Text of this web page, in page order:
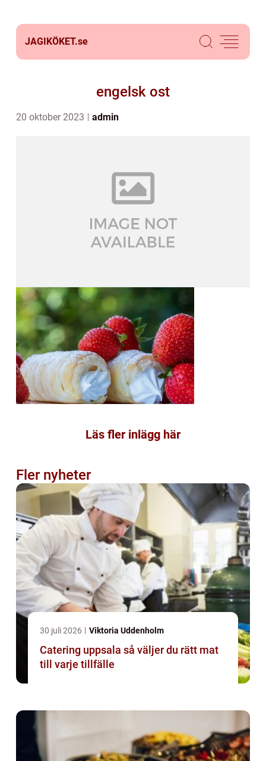
JAGIKÖKET.se
engelsk ost
20 oktober 2023 admin
Läs fler inlägg här
Fler nyheter
30 juli 2026 Viktoria Uddenholm
Catering uppsala så väljer du rätt mat
till varje tillfälle